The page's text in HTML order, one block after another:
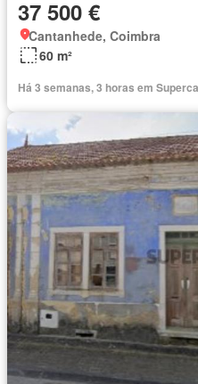
37 500 €
Cantanhede, Coimbra
60 m²
Há 3 semanas, 3 horas em